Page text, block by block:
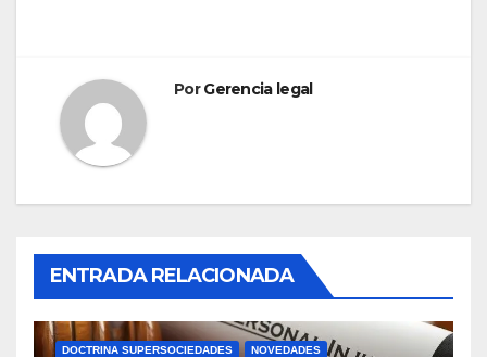
PorGerencia legal
ENTRADA RELACIONADA
DOCTRINA SUPERSOCIEDADES NOVEDADES